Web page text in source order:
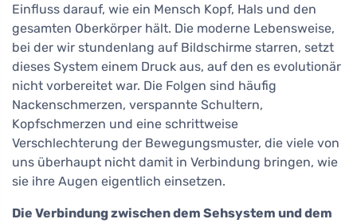
Einfluss darauf, wie ein Mensch Kopf, Hals und den
gesamten Oberkörper hält. Die moderne Lebensweise,
bei der wir stundenlang auf Bildschirme starren, setzt
dieses System einem Druck aus, auf den es evolutionär
nicht vorbereitet war. Die Folgen sind häufig
Nackenschmerzen, verspannte Schultern,
Kopfschmerzen und eine schrittweise
Verschlechterung der Bewegungsmuster, die viele von
uns überhaupt nicht damit in Verbindung bringen, wie
sie ihre Augen eigentlich einsetzen.
Die Verbindung zwischen dem Sehsystem und dem